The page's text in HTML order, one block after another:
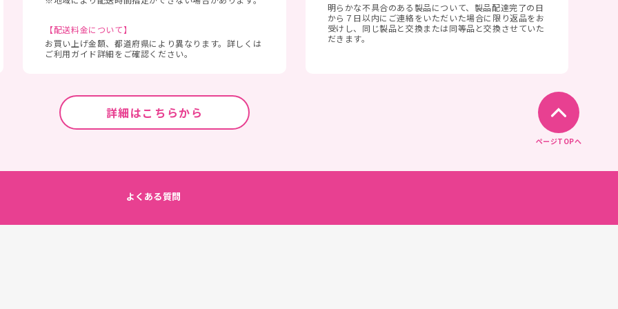
【配送料金について】
お買い上げ金額、都道府県により異なります。詳しくは
ご利用ガイド詳細をご確認ください。
明らかな不具合のある製品について、製品配達完了の日
から７日以内にご連絡をいただいた場合に限り返品をお
受けし、同じ製品と交換または同等品と交換させていた
だきます。
詳細はこちらから
ページTOPへ
よくある質問